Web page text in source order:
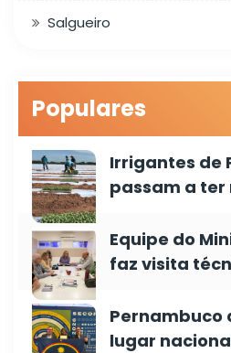
Salgueiro
Populares
Irrigantes de
passam a
Equipe do
faz visita
Pernambuco
lugar